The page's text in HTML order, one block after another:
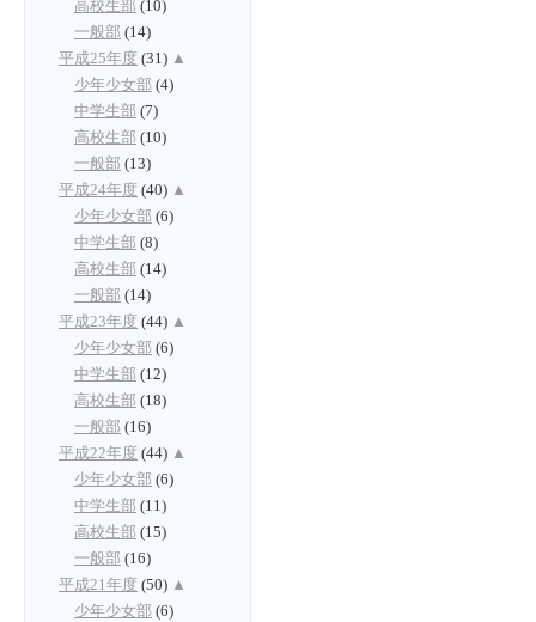
高校生部 (10)
一般部 (14)
平成25年度 (31) ▲
少年少女部 (4)
中学生部 (7)
高校生部 (10)
一般部 (13)
平成24年度 (40) ▲
少年少女部 (6)
中学生部 (8)
高校生部 (14)
一般部 (14)
平成23年度 (44) ▲
少年少女部 (6)
中学生部 (12)
高校生部 (18)
一般部 (16)
平成22年度 (44) ▲
少年少女部 (6)
中学生部 (11)
高校生部 (15)
一般部 (16)
平成21年度 (50) ▲
少年少女部 (6)